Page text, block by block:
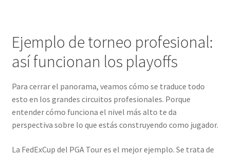
Ejemplo de torneo profesional:
así funcionan los playoffs
Para cerrar el panorama, veamos cómo se traduce todo
esto en los grandes circuitos profesionales. Porque
entender cómo funciona el nivel más alto te da
perspectiva sobre lo que estás construyendo como jugador.
La FedExCup del PGA Tour es el mejor ejemplo. Se trata de